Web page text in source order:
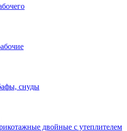
снуды
двойные с утеплителем